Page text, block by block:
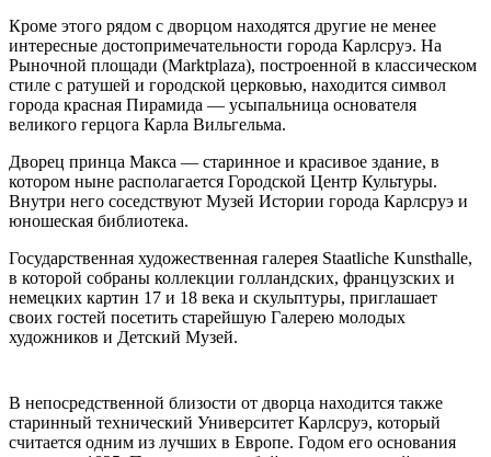
Кроме этого рядом с дворцом находятся другие не менее
интересные достопримечательности города Карлсруэ. На
Рыночной площади (Marktplaza), построенной в классическом
стиле с ратушей и городской церковью, находится символ
города красная Пирамида — усыпальница основателя
великого герцога Карла Вильгельма.
Дворец принца Макса — старинное и красивое здание, в
котором ныне располагается Городской Центр Культуры.
Внутри него соседствуют Музей Истории города Карлсруэ и
юношеская библиотека.
Государственная художественная галерея Staatliche Kunsthalle,
в которой собраны коллекции голландских, французских и
немецких картин 17 и 18 века и скульптуры, приглашает
своих гостей посетить старейшую Галерею молодых
художников и Детский Музей.
В непосредственной близости от дворца находится также
старинный технический Университет Карлсруэ, который
считается одним из лучших в Европе. Годом его основания